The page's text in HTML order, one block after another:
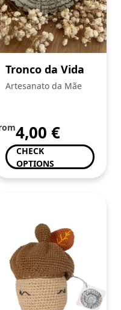
Tronco da Vida
Artesanato da Mãe
4,00 €
CHECK
OPTIONS